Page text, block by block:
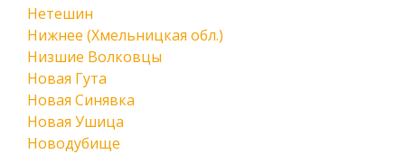
Нетешин
Нижнее (Хмельницкая обл.)
Низшие Волковцы
Новая Гута
Новая Синявка
Новая Ушица
Новодубище